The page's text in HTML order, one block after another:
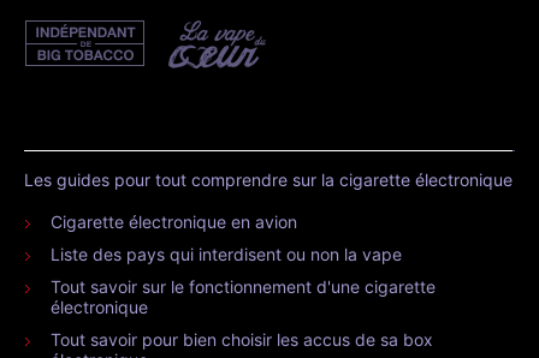
Les guides pour tout comprendre sur la cigarette électronique
Cigarette électronique en avion
Liste des pays qui interdisent ou non la vape
Tout savoir sur le fonctionnement d'une cigarette
électronique
Tout savoir pour bien choisir les accus de sa box